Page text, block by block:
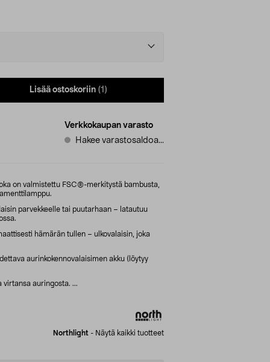
Lisää ostoskoriin (1)
Verkkokaupan varasto
Hakee varastosaldoa...
on valmistettu FSC®-merkitystä bambusta,
parvekkeelle tai puutarhaan – latautuu
hämärän tullen – ulkovalaisin, joka
aurinkokennovalaisimen akku (löytyy
virtansa auringosta. ...
Northlight - Näytä kaikki tuotteet